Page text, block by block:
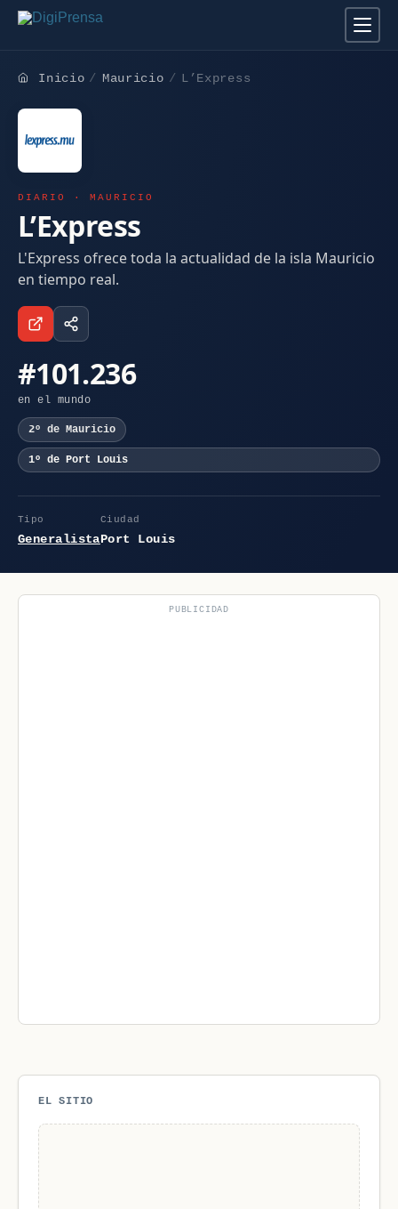
Inicio Mauricio L’Express
DIARIO · MAURICIO
L’Express
L'Express ofrece toda la actualidad de la isla Mauricio
en tiempo real.
#101.236
en el mundo
2º de Mauricio
1º de Port Louis
Tipo
Generalista
Ciudad
Port Louis
PUBLICIDAD
EL SITIO